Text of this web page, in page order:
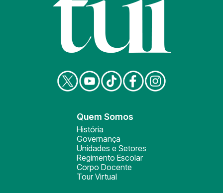
Quem Somos
História
Governança
Unidades e Setores
Regimento Escolar
Corpo Docente
Tour Virtual